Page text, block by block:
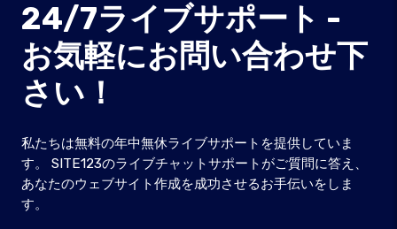
24/7ライブサポート -
お気軽にお問い合わせ下
さい！
私たちは無料の年中無休ライブサポートを提供していま
す。 SITE123のライブチャットサポートがご質問に答え、
あなたのウェブサイト作成を成功させるお手伝いをしま
す。